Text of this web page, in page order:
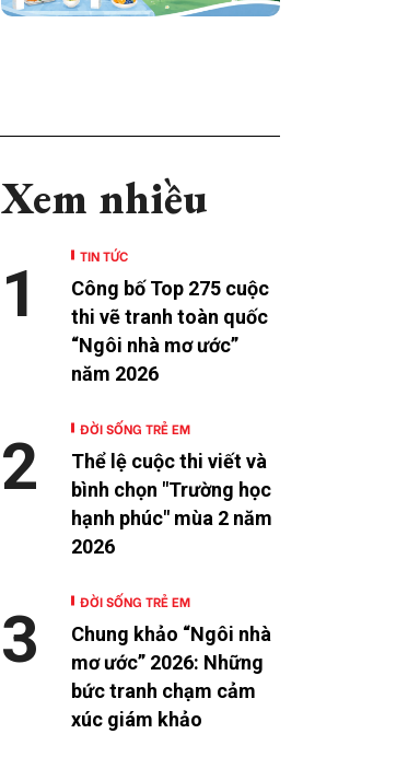
Xem nhiều
TIN TỨC
Công bố Top 275 cuộc
thi vẽ tranh toàn quốc
“Ngôi nhà mơ ước”
năm 2026
1
ĐỜI SỐNG TRẺ EM
Thể lệ cuộc thi viết và
bình chọn "Trường học
hạnh phúc" mùa 2 năm
2026
2
ĐỜI SỐNG TRẺ EM
Chung khảo “Ngôi nhà
mơ ước” 2026: Những
bức tranh chạm cảm
xúc giám khảo
3